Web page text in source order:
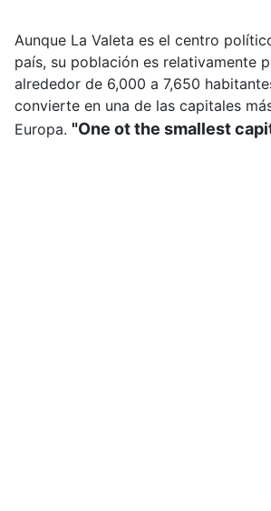
Aunque La Valeta es el centro
país, su población es relativamente
alrededor de 6,000 a 7,650
convierte en una de las capitales
Europa. "One ot the smallest